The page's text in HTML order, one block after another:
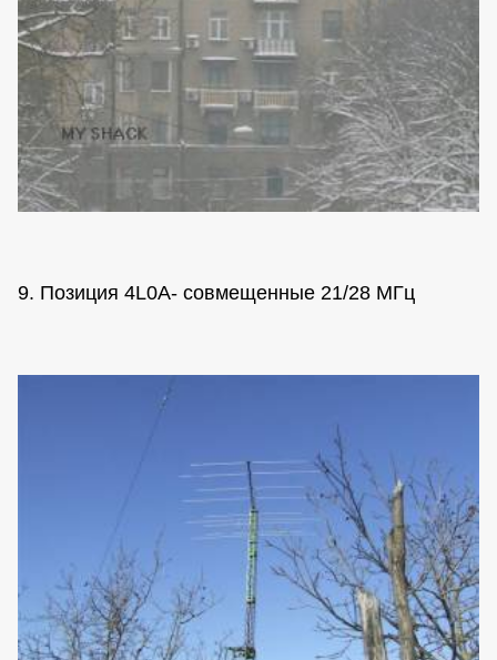
9. Позиция 4L0A- совмещенные 21/28 МГц